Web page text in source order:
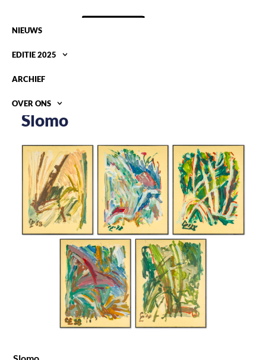
NIEUWS
EDITIE 2025
ARCHIEF
OVER ONS
Slomo
Slomo